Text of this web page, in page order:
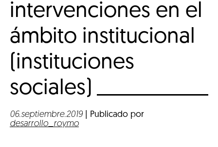
intervenciones en el
ámbito institucional
(instituciones
sociales)
06.septiembre.2019 | Publicado por
desarrollo_roymo